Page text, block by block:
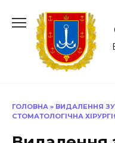
до
ГОЛОВНА » ВИДАЛЕННЯ
СТОМАТОЛОГІЧНА